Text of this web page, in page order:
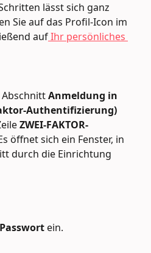
lässt sich ganz
Sie auf das Profil-Icon im
auf Ihr persönliches
Abschnitt Anmeldung in
Authentifizierung)
ZWEI-FAKTOR-
öffnet sich ein Fenster, in
durch die Einrichtung
Passwort ein.